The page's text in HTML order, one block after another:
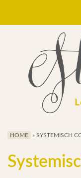
Systemisch Bekeken
Leiderschapscoaching
Interim Directeur
HOME » SYSTEMISCH